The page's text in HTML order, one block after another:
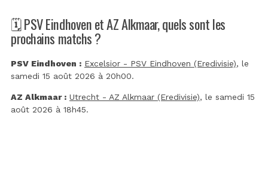
🗓️ PSV Eindhoven et AZ Alkmaar, quels sont les
prochains matchs ?
PSV Eindhoven : Excelsior - PSV Eindhoven (Eredivisie), le
samedi 15 août 2026 à 20h00.
AZ Alkmaar : Utrecht - AZ Alkmaar (Eredivisie), le samedi 15
août 2026 à 18h45.